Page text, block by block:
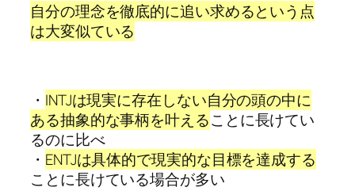
自分の理念を徹底的に追い求めるという点
は大変似ている
・ INTJは現実に存在しない自分の頭の中に
ある抽象的な事柄を叶えることに長けてい
るのに比べ
・ ENTJは具体的で現実的な目標を達成する
ことに長けている場合が多い